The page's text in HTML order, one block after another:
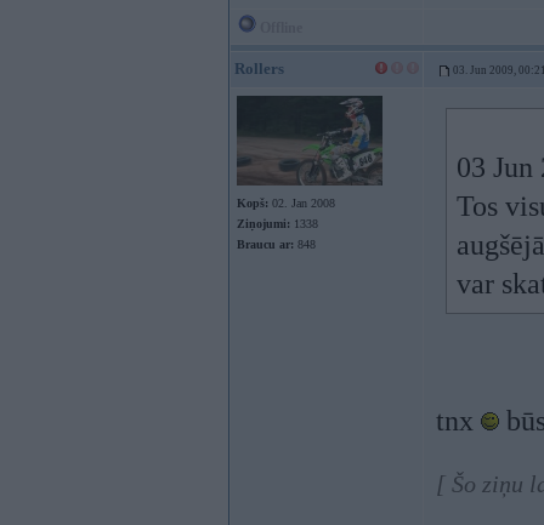
Rollers 03. Jun 2009,
Kopš: 02. Jan 2008
Ziņojumi: 1338
Braucu ar: 848
03
Tos
var
tnx
[ Šo ziņu